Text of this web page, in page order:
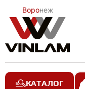
Воронеж
КАТАЛОГ